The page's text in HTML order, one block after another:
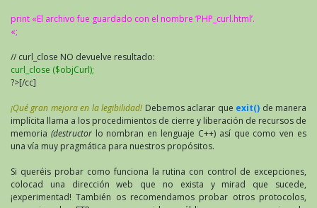
print «El archivo fue guardado con el nombre ‘PHP_curl.html’.
«;
// curl_close NO devuelve resultado:
curl_close ($objCurl);
?>[/cc]
¡Qué gran mejora en la legibilidad! Debemos aclarar que exit() de manera
implícita llama a los procedimientos de cierre y liberación de recursos de
memoria (destructorlo nombran en lenguaje C++) así que como ven es
una vía muy pragmática para nuestros propósitos.
Si queréis probar como funciona la rutina con control de excepciones,
colocad una dirección web que no exista y mirad que sucede,
¡experimentad! También os recomendamos probar otros protocolos,